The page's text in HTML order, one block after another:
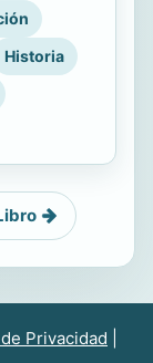
Historia
Privacidad